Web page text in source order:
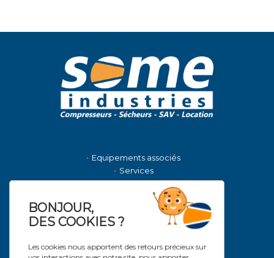
Equipements associés
Services
La société
Nous contacter
NOS MARQUES DISTRIBUÉES
BONJOUR,
DES COOKIES ?
Les cookies nous apportent des retours précieux sur